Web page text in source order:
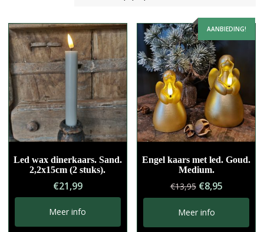
Led wax dinerkaars. Sand.
2,2x15cm (2 stuks).
€21,99
Meer info
AANBIEDING!
Engel kaars met led. Goud.
Medium.
€13,95
prijs
was:
€13,95.
€8,95Huidige
prijs
€8,95.
Meer info